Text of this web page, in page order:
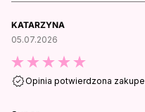
KATARZYNA
05.07.2026
Opinia potwierdzona